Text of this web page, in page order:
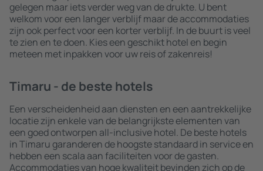
gelegen maar iets verder weg van de drukte. U bent
welkom voor een langer verblijf maar de accommodaties
zijn ook perfect voor een korter verblijf. In de buurt is veel
te zien en te doen. Kies een geschikt hotel en begin
meteen met inpakken voor uw reis of zakenreis!
Timaru - de beste hotels
Een verscheidenheid aan diensten en een aantrekkelijke
locatie zijn enkele van de belangrijkste elementen van
een goed ontworpen all-inclusive hotel. De beste hotels
in Timaru garanderen de hoogste standaard in service en
hebben een scala aan faciliteiten voor de gasten.
Accommodaties van hoge kwaliteit bevinden zich op de